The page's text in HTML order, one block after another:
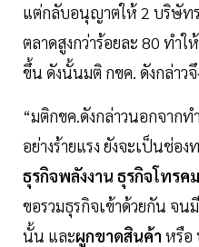
แต่กลับอนุญาตให้ 2 บริษัท
ตลาดสูงกว่าร้อยละ 80 ทำ
ขึ้น ดังนั้นมติ กขค. ดังกล่าว
“มติกขค.ดังกล่าวนอกจาก
อย่างร้ายแรง ยังจะเป็นช่อ
ธุรกิจพลังงาน ธุรกิจโทร
ขอรวมธุรกิจเข้าด้วยกัน จน
นั้น และผูกขาดสินค้า หรือ